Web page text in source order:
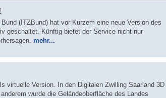
(ITZBund) hat vor Kurzem eine neue Version des
geschaltet. Künftig bietet der Service nicht nur
mehr...
virtuelle Version. In den Digitalen Zwilling Saarland 3D
wurde die Geländeoberfläche des Landes